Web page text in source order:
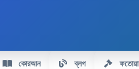
কোরআন ব্লগ ফতোয়া